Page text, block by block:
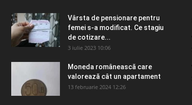
Vârsta de pensionare pentru
femei s-a modificat. Ce stagiu
de cotizare...
3 iulie 2023 10:06
Moneda românească care
valorează cât un apartament
13 februarie 2024 12:26